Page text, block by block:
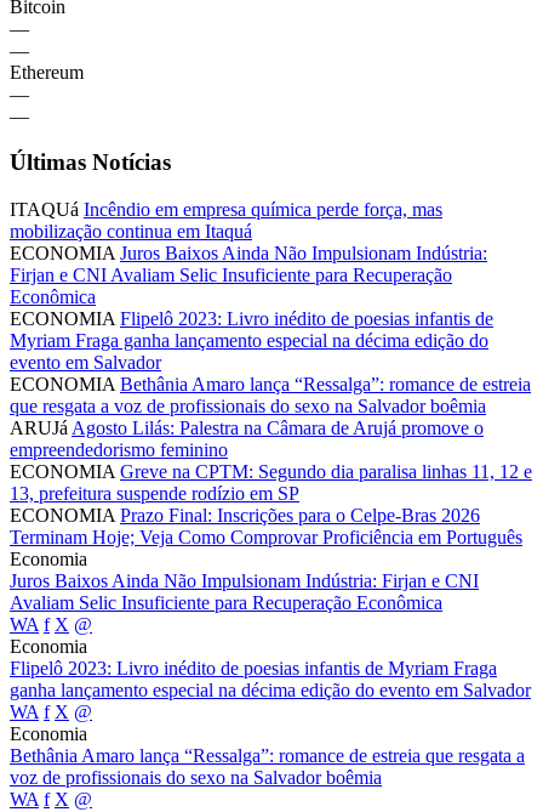
Bitcoin
—
—
Ethereum
—
—
Últimas Notícias
ITAQUá Incêndio em empresa química perde força, mas
mobilização continua em Itaquá
ECONOMIA Juros Baixos Ainda Não Impulsionam Indústria:
Firjan e CNI Avaliam Selic Insuficiente para Recuperação
Econômica
ECONOMIA Flipelô 2023: Livro inédito de poesias infantis de
Myriam Fraga ganha lançamento especial na décima edição do
evento em Salvador
ECONOMIA Bethânia Amaro lança “Ressalga”: romance de estreia
que resgata a voz de profissionais do sexo na Salvador boêmia
ARUJá Agosto Lilás: Palestra na Câmara de Arujá promove o
empreendedorismo feminino
ECONOMIA Greve na CPTM: Segundo dia paralisa linhas 11, 12 e
13, prefeitura suspende rodízio em SP
ECONOMIA Prazo Final: Inscrições para o Celpe-Bras 2026
Terminam Hoje; Veja Como Comprovar Proficiência em Português
Economia
Juros Baixos Ainda Não Impulsionam Indústria: Firjan e CNI
Avaliam Selic Insuficiente para Recuperação Econômica
WA f X @
Economia
Flipelô 2023: Livro inédito de poesias infantis de Myriam Fraga
ganha lançamento especial na décima edição do evento em Salvador
WA f X @
Economia
Bethânia Amaro lança “Ressalga”: romance de estreia que resgata a
voz de profissionais do sexo na Salvador boêmia
WA f X @